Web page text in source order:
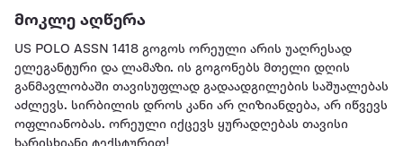
მოკლე აღწერა
US POLO ASSN 1418 გოგოს ორეული არის უაღრესად
ელეგანტური და ლამაზი. ის გოგონებს მთელი დღის
განმავლობაში თავისუფლად გადაადგილების საშუალებას
აძლევს. სირბილის დროს კანი არ ღიზიანდება, არ იწვევს
ოფლიანობას. ორეული იქცევს ყურადღებას თავისი
ხარისხიანი ტექსტურით!